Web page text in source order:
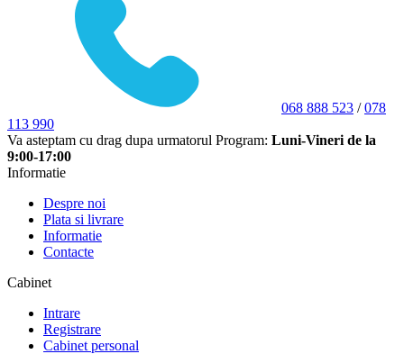
068 888 523 /078
113 990
Va asteptam cu drag dupa urmatorul Program: Luni-Vineri de la
9:00-17:00
Informatie
Despre noi
Plata si livrare
Informatie
Contacte
Cabinet
Intrare
Registrare
Cabinet personal